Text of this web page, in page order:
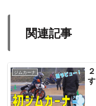
関連記事
ジムカーナ
す